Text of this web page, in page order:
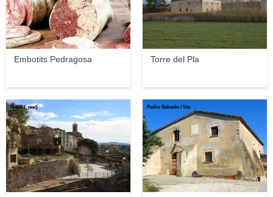
Embotits Pedragosa Torre del Pla
Núria (_nur) Pedro Salcedo i Vaz